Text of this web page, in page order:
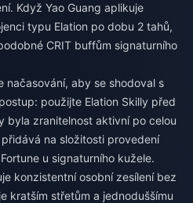
Když Yao Guang aplikuje
typu Elation po dobu 2 tahů,
CRIT buffům signaturního
aby se shodoval s
použijte Elation Skilly před
byla zranitelnost aktivní po celou
na složitosti provedení
u signaturního kužele.
konzistentní osobní zesílení bez
kratším střetům a jednoduššímu